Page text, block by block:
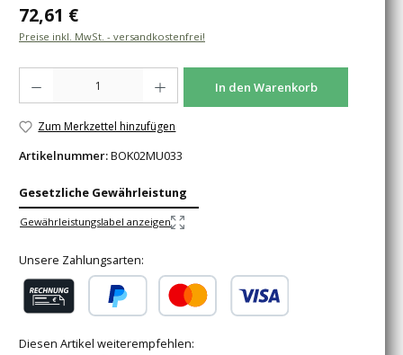
Regulärer Preis:
72,61 €
Preise inkl. MwSt. - versandkostenfrei!
In den Warenkorb
Zum Merkzettel hinzufügen
Artikelnummer:BOK02MU033
Gesetzliche Gewährleistung
Gewährleistungslabel anzeigen
Unsere Zahlungsarten:
Diesen Artikel weiterempfehlen: